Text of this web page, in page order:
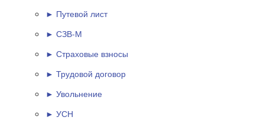
► Путевой лист
► СЗВ-М
► Страховые взносы
► Трудовой договор
► Увольнение
► УСН